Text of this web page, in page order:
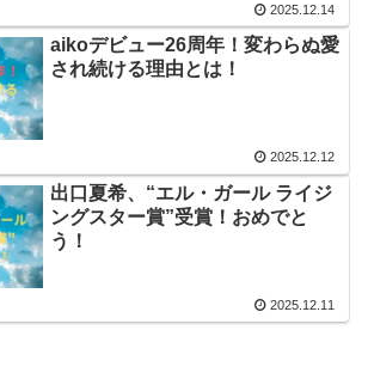
2025.12.14
aikoデビュー26周年！変わらぬ愛
され続ける理由とは！
2025.12.12
出口夏希、“エル・ガール ライジ
ングスター賞”受賞！おめでと
う！
2025.12.11